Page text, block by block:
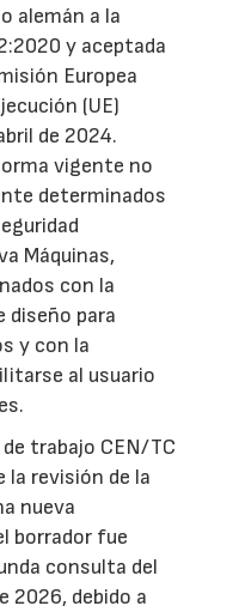
alemán a la
y aceptada
Europea
(UE)
de 2024.
vigente no
determinados
Máquinas,
con la
diseño para
y con la
al usuario
trabajo CEN/TC
la revisión de la
nueva
borrador fue
consulta del
2026, debido a